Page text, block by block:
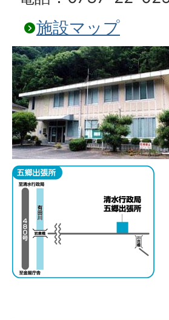
施設マップ